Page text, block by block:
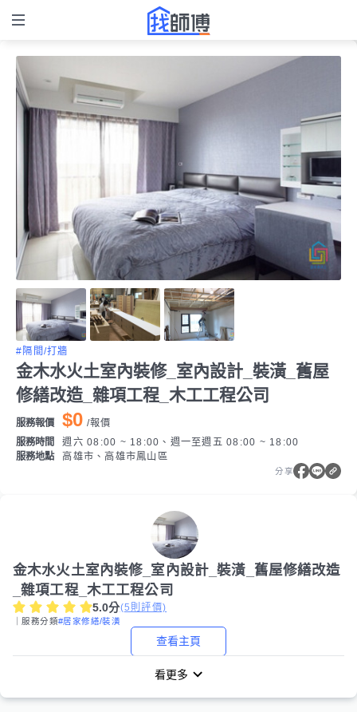
#隔間/打牆
金木水火土室內裝修_室內設計_裝潢_舊屋
修繕改造_雜項工程_木工工程公司
服務報價 $0 /報價
服務時間
週六 08:00 ~ 18:00、週一至週五 08:00 ~ 18:00
服務地點
高雄市、高雄市鳳山區
分享
金木水火土室內裝修_室內設計_裝潢_舊屋修繕改造
_雜項工程_木工工程公司
5.0分(5 則評價)
｜服務分類#居家修繕/裝潢
查看主頁
看更多